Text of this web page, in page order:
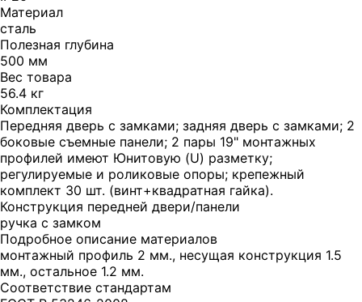
Материал
сталь
Полезная глубина
500 мм
Вес товара
56.4 кг
Комплектация
Передняя дверь с замками; задняя дверь с замками; 2
боковые съемные панели; 2 пары 19" монтажных
профилей имеют Юнитовую (U) разметку;
регулируемые и роликовые опоры; крепежный
комплект 30 шт. (винт+квадратная гайка).
Конструкция передней двери/панели
ручка с замком
Подробное описание материалов
монтажный профиль 2 мм., несущая конструкция 1.5
мм., остальное 1.2 мм.
Соответствие стандартам